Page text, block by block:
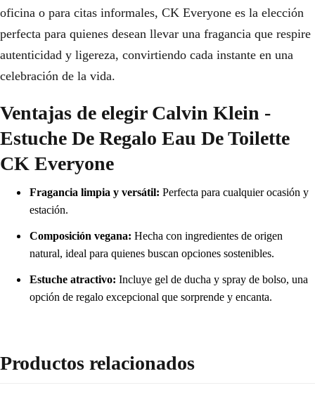
oficina o para citas informales, CK Everyone es la elección
perfecta para quienes desean llevar una fragancia que respire
autenticidad y ligereza, convirtiendo cada instante en una
celebración de la vida.
Ventajas de elegir Calvin Klein -
Estuche De Regalo Eau De Toilette
CK Everyone
Fragancia limpia y versátil: Perfecta para cualquier ocasión y
estación.
Composición vegana: Hecha con ingredientes de origen
natural, ideal para quienes buscan opciones sostenibles.
Estuche atractivo: Incluye gel de ducha y spray de bolso, una
opción de regalo excepcional que sorprende y encanta.
Productos relacionados